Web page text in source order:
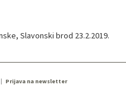
Slavonski brod 23.2.2019.
Prijava na newsletter